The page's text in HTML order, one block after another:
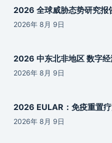
2026 全球威胁态势研究报
2026年 8月 9日
2026 中东北非地区 数字
2026年 8月 9日
2026 EULAR：免疫重置
2026年 8月 9日